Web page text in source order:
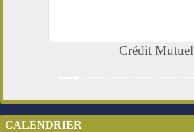
Crédit Mutuel
CALENDRIER